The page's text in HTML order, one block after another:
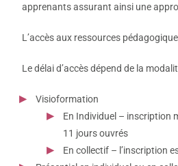
apprenants assurant ainsi une
L’accès aux ressources
Le délai d’accès dépend de la
Visioformation
En Individuel – inscription
11 jours ouvrés
En collectif – l’inscription